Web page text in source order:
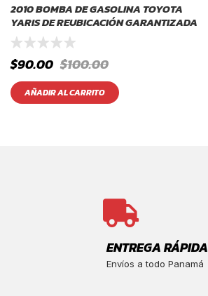
2010 BOMBA DE GASOLINA TOYOTA
YARIS DE REUBICACIÓN GARANTIZADA
$100.00
$90.00
AÑADIR AL CARRITO
ENTREGA RÁPIDA
Envíos a todo Panamá